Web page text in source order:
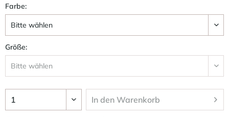
Farbe:
Größe:
In den Warenkorb